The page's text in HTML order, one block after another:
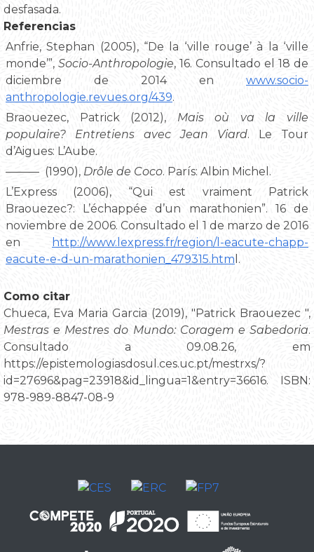
desfasada.
Referencias
Anfrie, Stephan (2005), “De la ‘ville rouge’ à la ‘ville
monde’”, Socio-Anthropologie, 16. Consultado el 18 de
diciembre de 2014 en www.socio-
anthropologie.revues.org/439.
Braouezec, Patrick (2012), Mais où va la ville
populaire? Entretiens avec Jean Viard. Le Tour
d’Aigues: L’Aube.
——— (1990), Drôle de Coco. París: Albin Michel.
L’Express (2006), “Qui est vraiment Patrick
Braouezec?: L’échappée d’un marathonien”. 16 de
noviembre de 2006. Consultado el 1 de marzo de 2016
en
http://www.lexpress.fr/region/l-eacute-chapp-
eacute-e-d-un-marathonien_479315.htm l.
Como citar
Chueca, Eva Maria Garcia (2019), "Patrick Braouezec ",
Mestras e Mestres do Mundo: Coragem e Sabedoria.
Consultado a 09.08.26, em
https://epistemologiasdosul.ces.uc.pt/mestrxs/?
id=27696&pag=23918&id_lingua=1&entry=36616. ISBN:
978-989-8847-08-9